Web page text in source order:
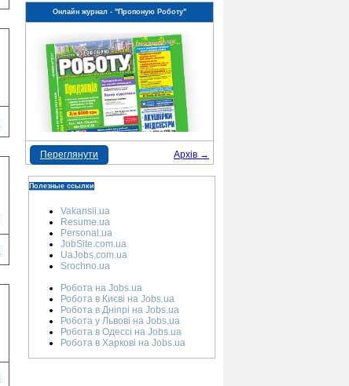
Онлайн журнал - "Пропоную Роботу"
Архів →
Переглянути
Полезные ссылки
Vakansii.ua
Resume.ua
Personal.ua
JobSite.com.ua
UaJobs.com.ua
Srochno.ua
Робота на Jobs.ua
Робота в Києві на Jobs.ua
Робота в Дніпрі на Jobs.ua
Робота у Львові на Jobs.ua
Робота в Одессі на Jobs.ua
Робота в Харкові на Jobs.ua